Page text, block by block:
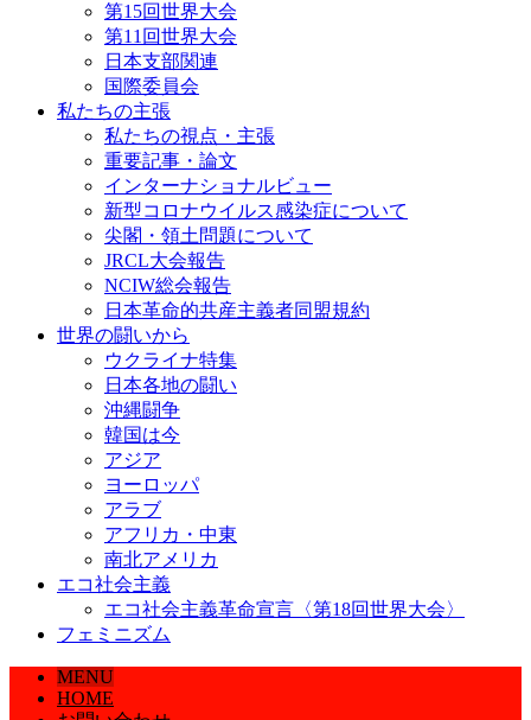
第15回世界大会
第11回世界大会
日本支部関連
国際委員会
私たちの主張
私たちの視点・主張
重要記事・論文
インターナショナルビュー
新型コロナウイルス感染症について
尖閣・領土問題について
JRCL大会報告
NCIW総会報告
日本革命的共産主義者同盟規約
世界の闘いから
ウクライナ特集
日本各地の闘い
沖縄闘争
韓国は今
アジア
ヨーロッパ
アラブ
アフリカ・中東
南北アメリカ
エコ社会主義
エコ社会主義革命宣言〈第18回世界大会〉
フェミニズム
MENU
HOME